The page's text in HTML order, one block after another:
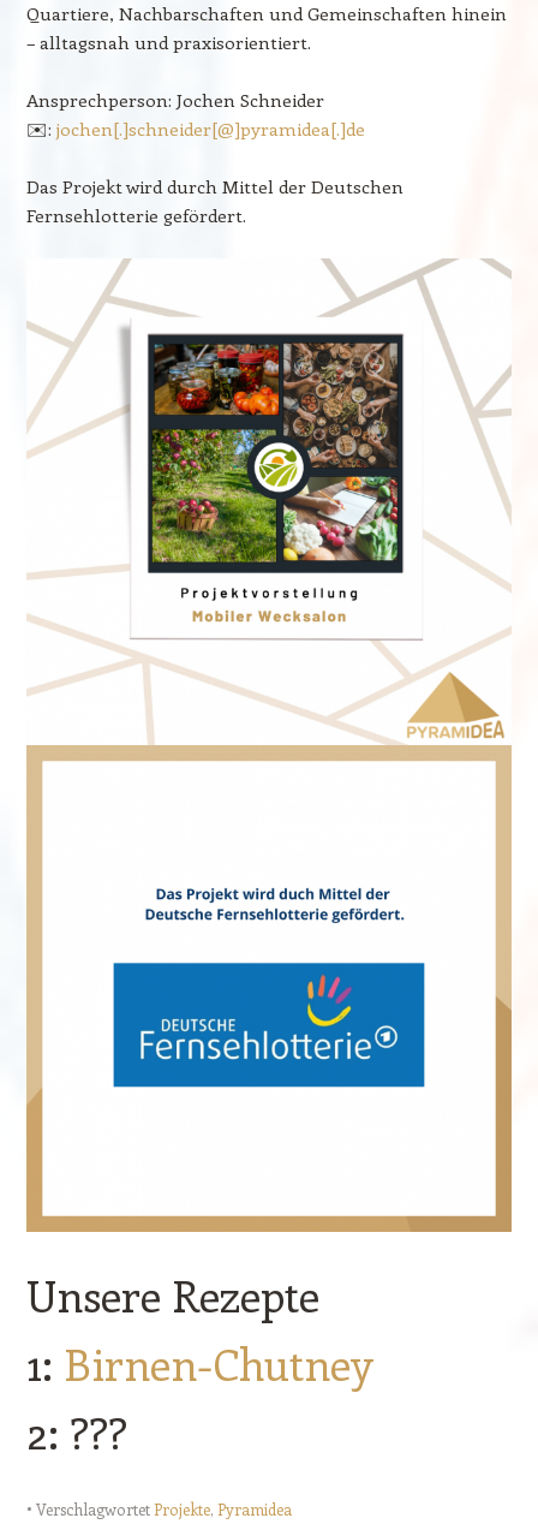
Quartiere, Nachbarschaften und Gemeinschaften hinein
– alltagsnah und praxisorientiert.
Ansprechperson: Jochen Schneider
✉️: jochen[.]schneider[@]pyramidea[.]de
Das Projekt wird durch Mittel der Deutschen
Fernsehlotterie gefördert.
Unsere Rezepte
1: Birnen-Chutney
2: ???
VerschlagwortetProjekte, Pyramidea